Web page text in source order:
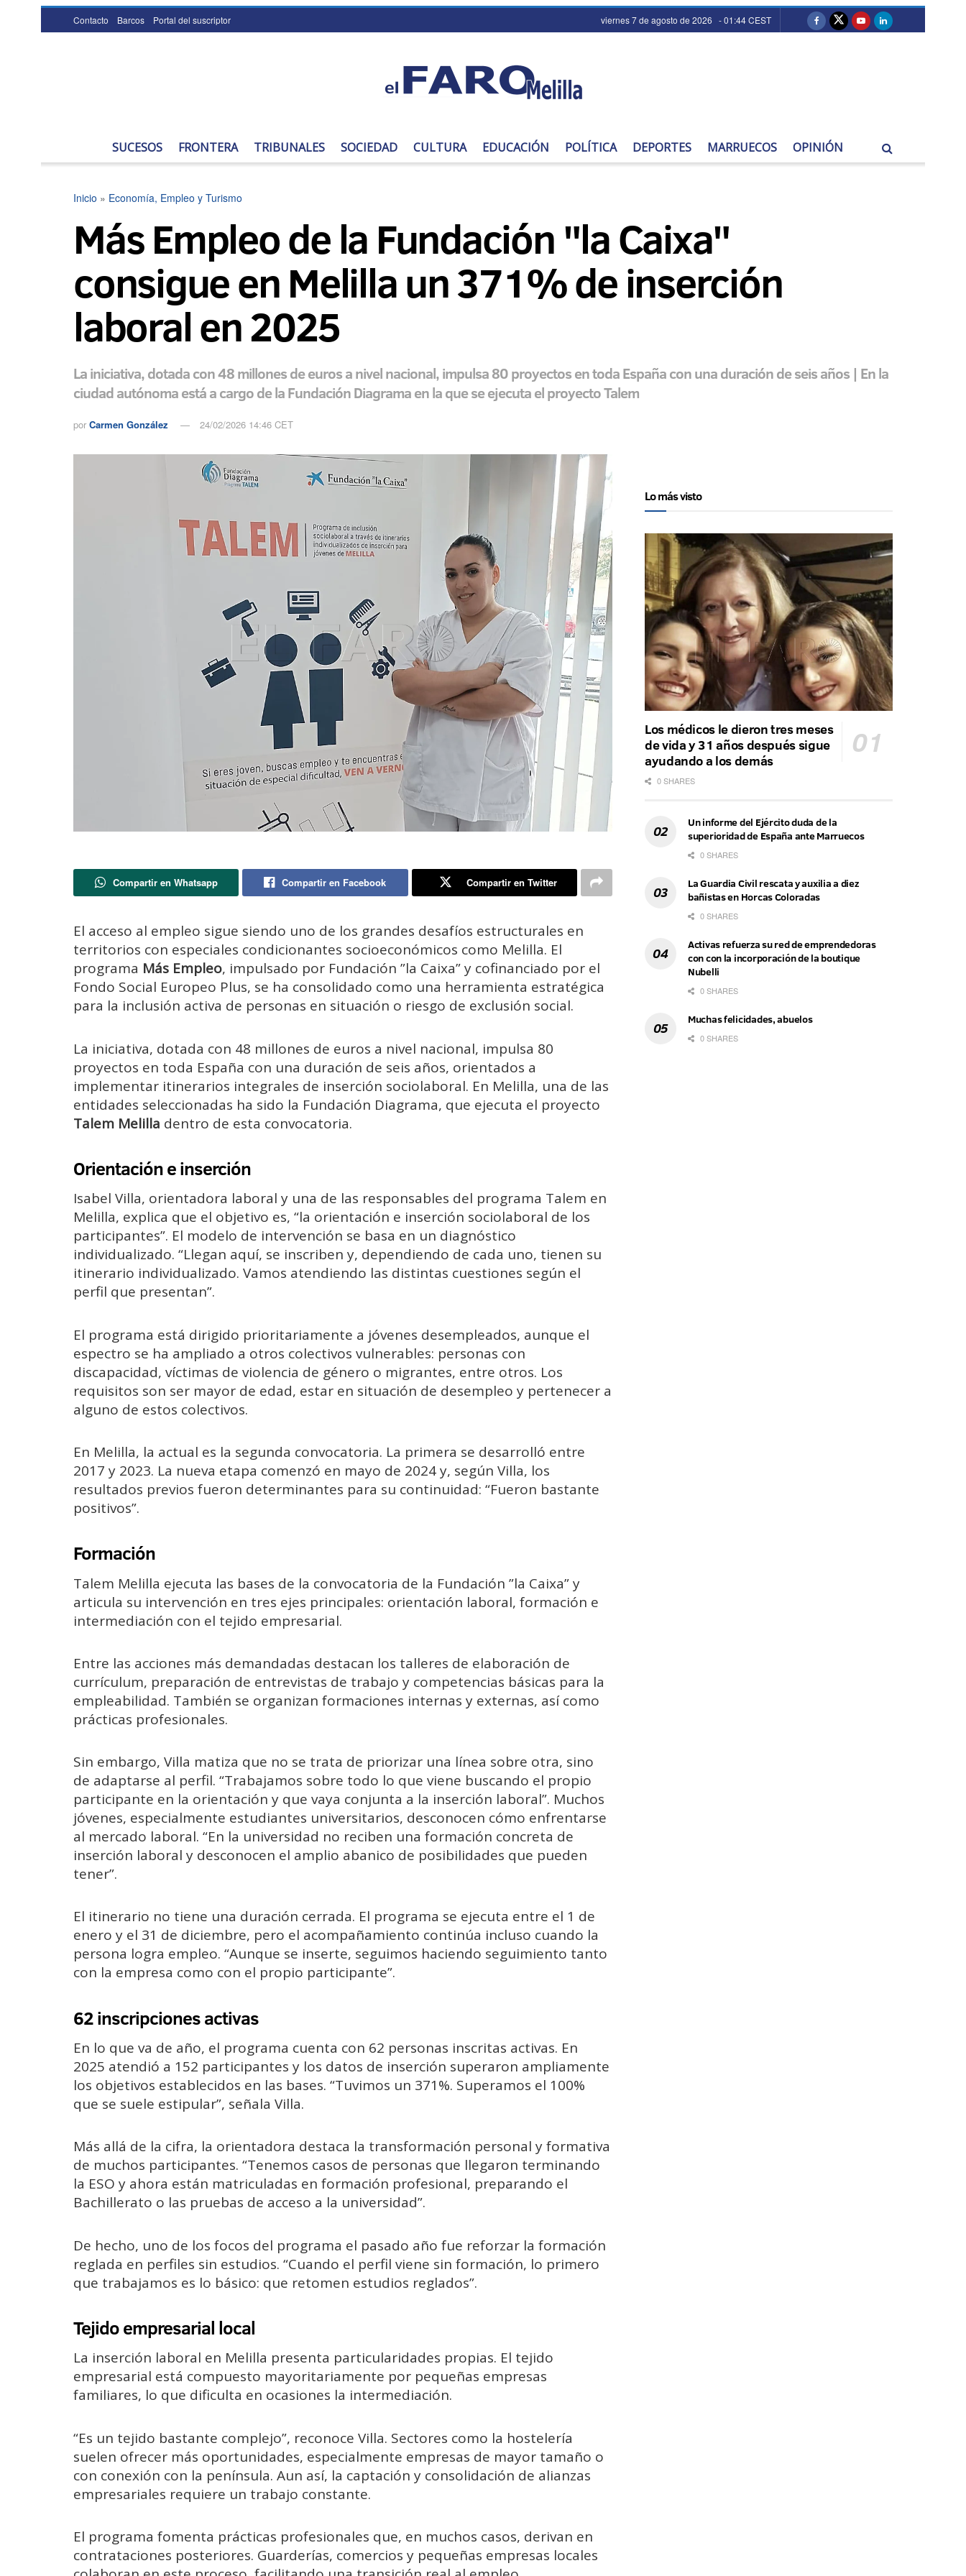
Contacto Barcos Portal del suscriptor viernes 7 de agosto de 2026 - 01:44 CEST
SUCESOS FRONTERA TRIBUNALES SOCIEDAD CULTURA EDUCACIÓN POLÍTICA DEPORTES MARRUECOS OPINIÓN
Inicio » Economía, Empleo y Turismo
Más Empleo de la Fundación "la Caixa"
consigue en Melilla un 371% de inserción
laboral en 2025
La iniciativa, dotada con 48 millones de euros a nivel nacional, impulsa 80 proyectos en toda España con una duración de seis años | En la
ciudad autónoma está a cargo de la Fundación Diagrama en la que se ejecuta el proyecto Talem
por Carmen González 24/02/2026 14:46 CET
Compartir en Whatsapp Compartir en Facebook Compartir en Twitter
El acceso al empleo sigue siendo uno de los grandes desafíos estructurales en
territorios con especiales condicionantes socioeconómicos como Melilla. El
programa Más Empleo, impulsado por Fundación ”la Caixa”y cofinanciado por el
Fondo Social Europeo Plus, se ha consolidado como una herramienta estratégica
para la inclusión activa de personas en situación o riesgo de exclusión social.
La iniciativa, dotada con 48 millones de euros a nivel nacional, impulsa 80
proyectos en toda España con una duración de seis años, orientados a
implementar itinerarios integrales de inserción sociolaboral. En Melilla, una de las
entidades seleccionadas ha sido la Fundación Diagrama, que ejecuta el proyecto
Talem Melilla dentro de esta convocatoria.
Orientación e inserción
Isabel Villa, orientadora laboral y una de las responsables del programa Talem en
Melilla, explica que el objetivo es, “la orientación e inserción sociolaboral de los
participantes”. El modelo de intervención se basa en un diagnóstico
individualizado. “Llegan aquí, se inscriben y, dependiendo de cada uno, tienen su
itinerario individualizado. Vamos atendiendo las distintas cuestiones según el
perfil que presentan”.
El programa está dirigido prioritariamente a jóvenes desempleados, aunque el
espectro se ha ampliado a otros colectivos vulnerables: personas con
discapacidad, víctimas de violencia de género o migrantes, entre otros. Los
requisitos son ser mayor de edad, estar en situación de desempleo y pertenecer a
alguno de estos colectivos.
En Melilla, la actual es la segunda convocatoria. La primera se desarrolló entre
2017 y 2023. La nueva etapa comenzó en mayo de 2024 y, según Villa, los
resultados previos fueron determinantes para su continuidad: “Fueron bastante
positivos”.
Formación
Talem Melilla ejecuta las bases de la convocatoria de la Fundación ”la Caixa” y
articula su intervención en tres ejes principales: orientación laboral, formación e
intermediación con el tejido empresarial.
Entre las acciones más demandadas destacan los talleres de elaboración de
currículum, preparación de entrevistas de trabajo y competencias básicas para la
empleabilidad. También se organizan formaciones internas y externas, así como
prácticas profesionales.
Sin embargo, Villa matiza que no se trata de priorizar una línea sobre otra, sino
de adaptarse al perfil. “Trabajamos sobre todo lo que viene buscando el propio
participante en la orientación y que vaya conjunta a la inserción laboral”. Muchos
jóvenes, especialmente estudiantes universitarios, desconocen cómo enfrentarse
al mercado laboral. “En la universidad no reciben una formación concreta de
inserción laboral y desconocen el amplio abanico de posibilidades que pueden
tener”.
El itinerario no tiene una duración cerrada. El programa se ejecuta entre el 1 de
enero y el 31 de diciembre, pero el acompañamiento continúa incluso cuando la
persona logra empleo. “Aunque se inserte, seguimos haciendo seguimiento tanto
con la empresa como con el propio participante”.
62 inscripciones activas
En lo que va de año, el programa cuenta con 62 personas inscritas activas. En
2025 atendió a 152 participantes y los datos de inserción superaron ampliamente
los objetivos establecidos en las bases. “Tuvimos un 371%. Superamos el 100%
que se suele estipular”, señala Villa.
Más allá de la cifra, la orientadora destaca la transformación personal y formativa
de muchos participantes. “Tenemos casos de personas que llegaron terminando
la ESO y ahora están matriculadas en formación profesional, preparando el
Bachillerato o las pruebas de acceso a la universidad”.
De hecho, uno de los focos del programa el pasado año fue reforzar la formación
reglada en perfiles sin estudios. “Cuando el perfil viene sin formación, lo primero
que trabajamos es lo básico: que retomen estudios reglados”.
Tejido empresarial local
La inserción laboral en Melilla presenta particularidades propias. El tejido
empresarial está compuesto mayoritariamente por pequeñas empresas
familiares, lo que dificulta en ocasiones la intermediación.
“Es un tejido bastante complejo”, reconoce Villa. Sectores como la hostelería
suelen ofrecer más oportunidades, especialmente empresas de mayor tamaño o
con conexión con la península. Aun así, la captación y consolidación de alianzas
empresariales requiere un trabajo constante.
El programa fomenta prácticas profesionales que, en muchos casos, derivan en
contrataciones posteriores. Guarderías, comercios y pequeñas empresas locales
Lo más visto
Los médicos le dieron tres meses
de vida y 31 años después sigue
ayudando a los demás
0 SHARES
Un informe del Ejército duda de la
superioridad de España ante Marruecos
0 SHARES
La Guardia Civil rescata y auxilia a diez
bañistas en Horcas Coloradas
0 SHARES
Activas refuerza su red de emprendedoras
con con la incorporación de la boutique
Nubelli
0 SHARES
Muchas felicidades, abuelos
0 SHARES